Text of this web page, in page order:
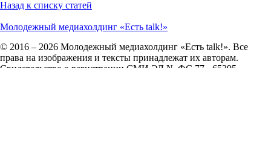
Назад к списку статей
Молодежный медиахолдинг «Есть talk!»
© 2016 – 2026 Молодежный медиахолдинг «Есть talk!». Все
права на изображения и тексты принадлежат их авторам.
Свидетельство о регистрации СМИ ЭЛ № ФС 77 - 65395.